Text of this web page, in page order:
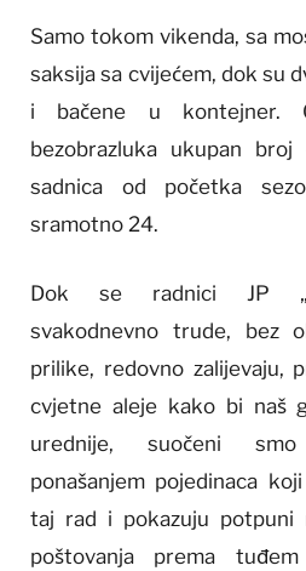
Samo tokom vikenda, sa
saksija sa cvijećem, dok su
i bačene u kontejner.
bezobrazluka ukupan
sadnica od početka
sramotno 24.
Dok se radnici JP
svakodnevno trude, bez
prilike, redovno zalijevaju,
cvjetne aleje kako bi naš
urednije, suočeni
ponašanjem pojedinaca
taj rad i pokazuju potpuni
poštovanja prema